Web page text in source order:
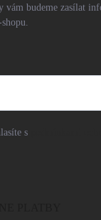
vám budeme zasílat
s